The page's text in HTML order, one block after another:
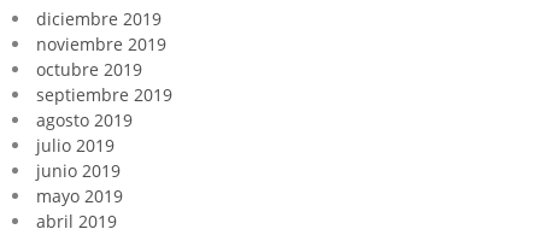
diciembre 2019
noviembre 2019
octubre 2019
septiembre 2019
agosto 2019
julio 2019
junio 2019
mayo 2019
abril 2019